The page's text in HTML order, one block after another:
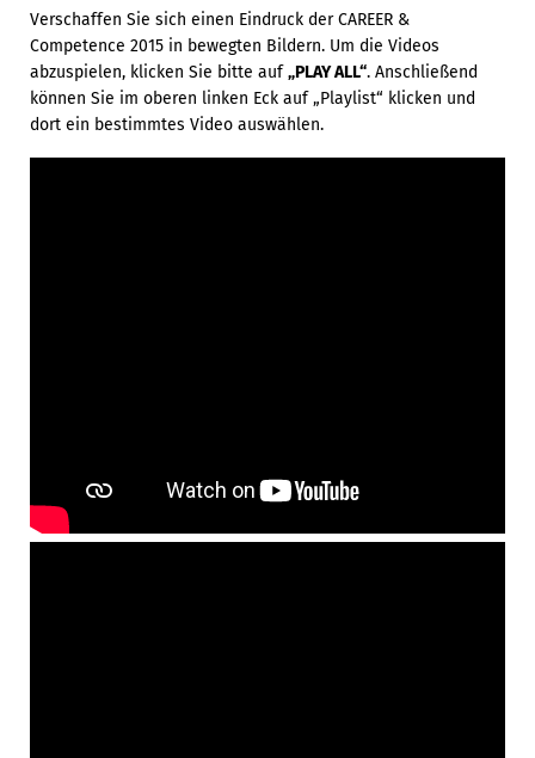
Verschaffen Sie sich einen Eindruck der CAREER &
Competence 2015 in bewegten Bildern. Um die Videos
abzuspielen, klicken Sie bitte auf„PLAY ALL“. Anschließend
können Sie im oberen linken Eck auf „Playlist“ klicken und
dort ein bestimmtes Video auswählen.